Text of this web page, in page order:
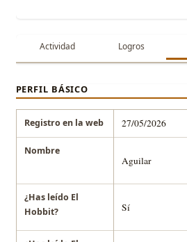
Actividad Logros
PERFIL BÁSICO
Registro en la web 27/05/2026
Nombre
Aguilar
¿Has leído El
Hobbit?
Sí